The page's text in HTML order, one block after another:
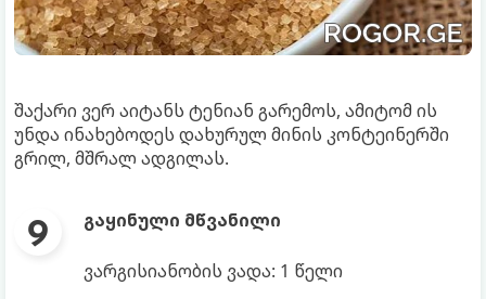
შაქარი ვერ აიტანს ტენიან გარემოს, ამიტომ ის
უნდა ინახებოდეს დახურულ მინის კონტეინერში
გრილ, მშრალ ადგილას.
გაყინული მწვანილი
ვარგისიანობის ვადა: 1 წელი